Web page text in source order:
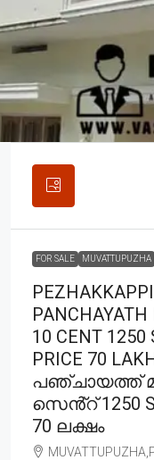
FOR SALE MUVATTUPUZHA
PANCHAYATH
10 CENT 1250
PRICE 70
പഞ്ചായത്ത്
സെൻ്റ് 1250
70 ലക്ഷം